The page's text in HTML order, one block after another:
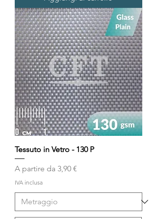
Tessuto in Vetro - 130 P
A partire da 3,90 €
Prezzo scontato
IVA inclusa